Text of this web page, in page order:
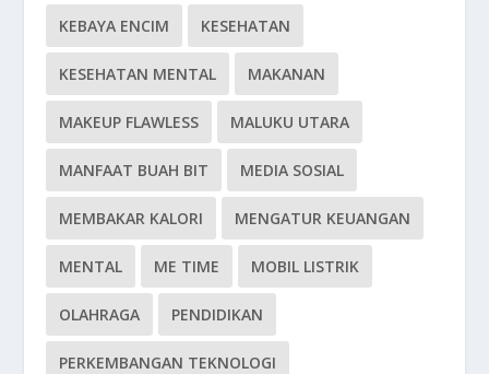
KEBAYA ENCIM KESEHATAN
KESEHATAN MENTAL MAKANAN
MAKEUP FLAWLESS MALUKU UTARA
MANFAAT BUAH BIT MEDIA SOSIAL
MEMBAKAR KALORI MENGATUR KEUANGAN
MENTAL ME TIME MOBIL LISTRIK
OLAHRAGA PENDIDIKAN
PERKEMBANGAN TEKNOLOGI